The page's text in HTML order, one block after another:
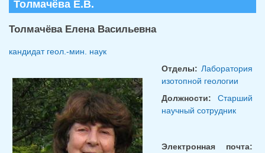
Толмачёва Е.В.
Толмачёва Елена Васильевна
кандидат геол.-мин. наук
Отделы: Лаборатория
изотопной геологии
Должности: Старший
научный сотрудник
Электронная почта: